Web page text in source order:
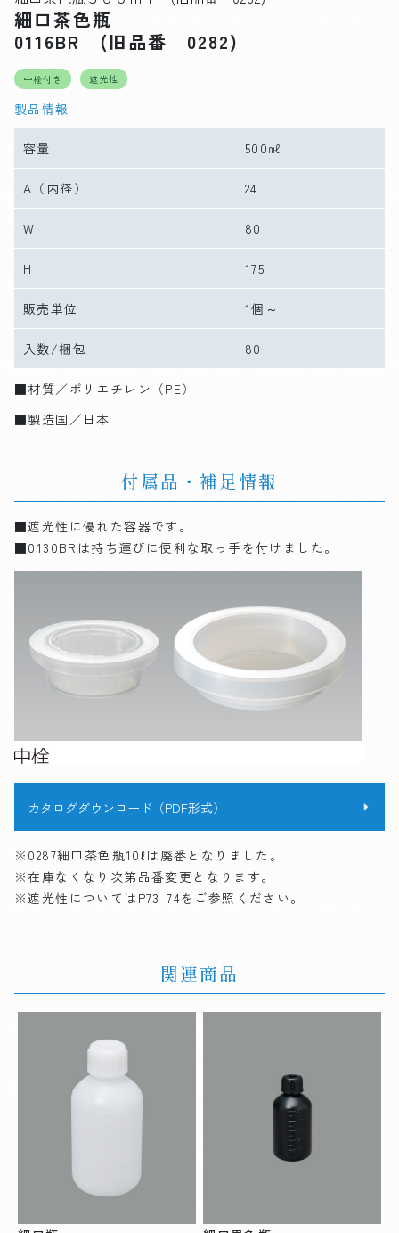
細口茶色瓶
0116BR (旧品番 0282)
中栓付き 遮光性
製品情報
容量 500㎖
A （内径） 24
W 80
H 175
販売単位 1個～
入数/梱包 80
■材質／ポリエチレン（PE）
■製造国／日本
付属品・補足情報
■遮光性に優れた容器です。
■0130BRは持ち運びに便利な取っ手を付けました。
カタログダウンロード（PDF形式）
※0287細口茶色瓶10ℓは廃番となりました。
※在庫なくなり次第品番変更となります。
※遮光性についてはP73-74をご参照ください。
関連商品